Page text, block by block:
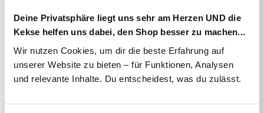
Deine Privatsphäre liegt uns sehr am Herzen UND die
Kekse helfen uns dabei, den Shop besser zu machen...
Wir nutzen Cookies, um dir die beste Erfahrung auf
unserer Website zu bieten – für Funktionen, Analysen
und relevante Inhalte. Du entscheidest, was du zulässt.
Unser Sommer-Pauli ist immer bereit für einen Tag am
Strand, am See oder im Park. Ein kuscheliger Freund für
alle! Das süße Kuscheltier im Pinguindesign ist flauschig